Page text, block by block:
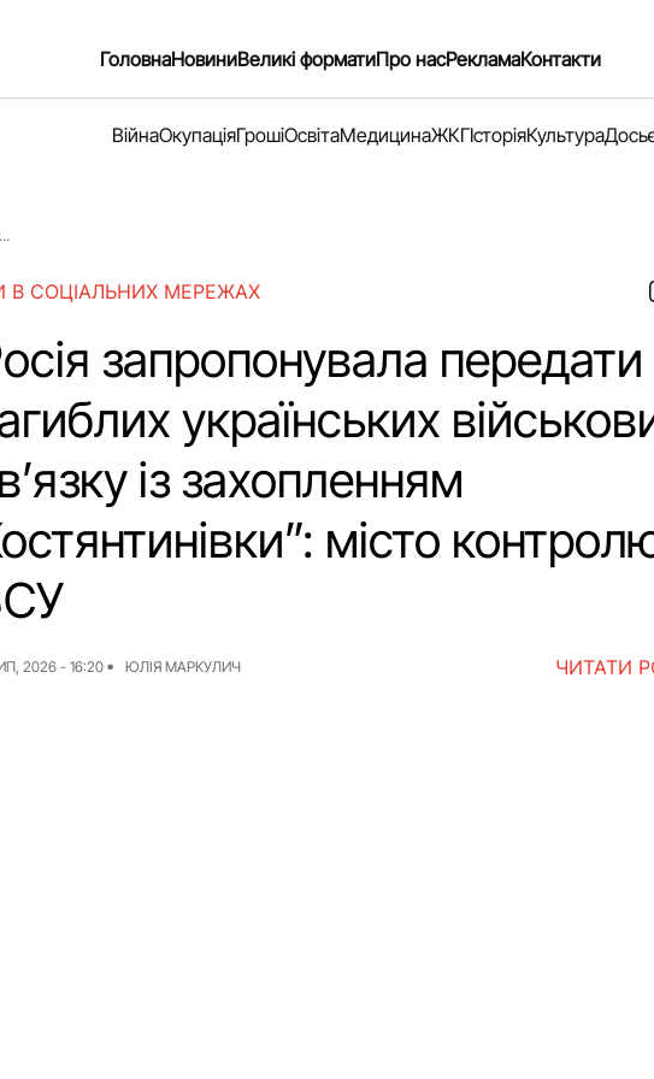
ГоловнаНовиниВеликі форматиПро насРекламаКонтакти
ВійнаОкупаціяГрошіОсвітаМедицинаЖКГІсторіяКультура
В СОЦІАЛЬНИХ МЕРЕЖАХ
запропонувала передати
українських
із захопленням
місто
2026 - 16:20 ЮЛІЯ МАРКУЛИЧ ЧИТАТИ